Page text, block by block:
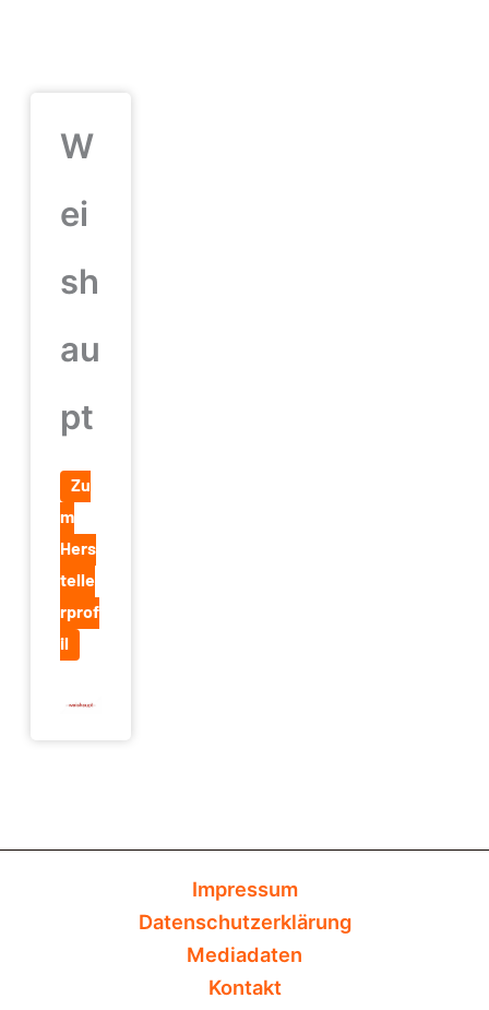
W
ei
sh
au
pt
Zu
m
Hers
telle
rprof
il
Impressum
Datenschutzerklärung
Mediadaten
Kontakt